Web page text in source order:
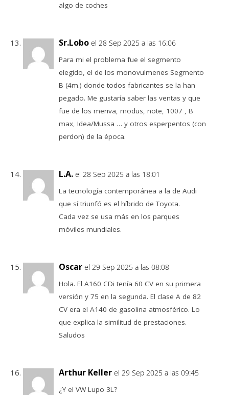
algo de coches
Sr.Lobo el 28 Sep 2025 a las 16:06
Para mi el problema fue el segmento
elegido, el de los monovulmenes Segmento
B (4m.) donde todos fabricantes se la han
pegado. Me gustaría saber las ventas y que
fue de los meriva, modus, note, 1007 , B
max, Idea/Mussa … y otros esperpentos (con
perdon) de la época.
L.A. el 28 Sep 2025 a las 18:01
La tecnología contemporánea a la de Audi
que sí triunfó es el híbrido de Toyota.
Cada vez se usa más en los parques
móviles mundiales.
Oscar el 29 Sep 2025 a las 08:08
Hola. El A160 CDi tenía 60 CV en su primera
versión y 75 en la segunda. El clase A de 82
CV era el A140 de gasolina atmosférico. Lo
que explica la similitud de prestaciones.
Saludos
Arthur Keller el 29 Sep 2025 a las 09:45
¿Y el VW Lupo 3L?